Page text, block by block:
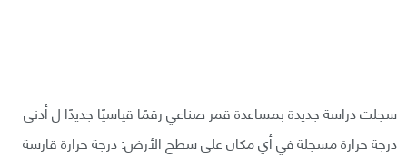
سجلت دراسة جديدة بمساعدة قمر صناعي رقمًا قياسيًا جديدًا ل أدنى
درجة حرارة مسجلة في أي مكان على سطح الأرض: درجة حرارة قارسة